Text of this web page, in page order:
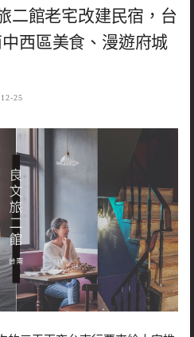
二館老宅改建民宿，台
西區美食、漫遊府城
25